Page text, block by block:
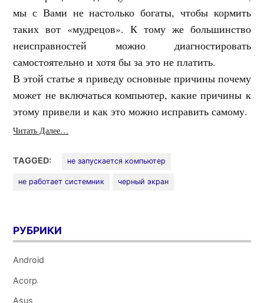
мы с Вами не настолько богаты, чтобы кормить
таких вот «мудрецов». К тому же большинство
неисправностей можно диагностировать
самостоятельно и хотя бы за это не платить.
В этой статье я приведу основные причины почему
может не включаться компьютер, какие причины к
этому привели и как это можно исправить самому.
Читать Далее…
TAGGED: не запускается компьютер
не работает системник черный экран
РУБРИКИ
Android
Acorp
Asus